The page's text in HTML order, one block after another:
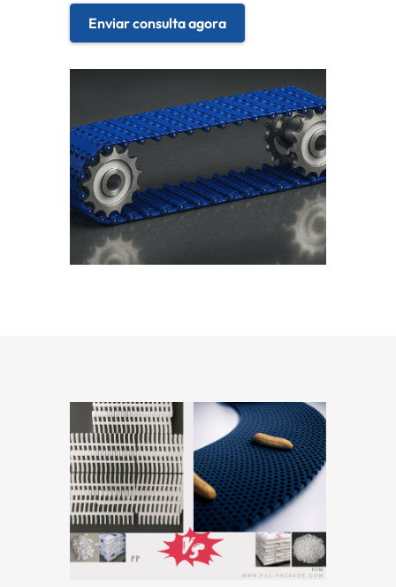
Enviar consulta agora